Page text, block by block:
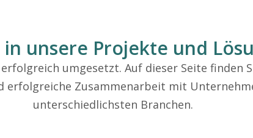
in unsere Projekte und
umgesetzt. Auf dieser Seite finden
Zusammenarbeit mit
unterschiedlichsten Branchen.